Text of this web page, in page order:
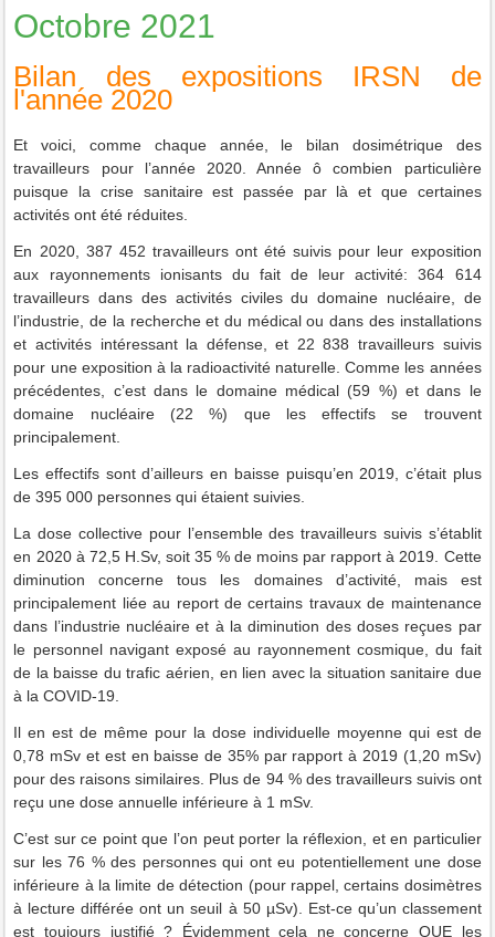
Octobre 2021
Bilan des expositions IRSN de
l'année 2020
Et voici, comme chaque année, le bilan dosimétrique des
travailleurs pour l’année 2020. Année ô combien particulière
puisque la crise sanitaire est passée par là et que certaines
activités ont été réduites.
En 2020, 387 452 travailleurs ont été suivis pour leur exposition
aux rayonnements ionisants du fait de leur activité: 364 614
travailleurs dans des activités civiles du domaine nucléaire, de
l’industrie, de la recherche et du médical ou dans des installations
et activités intéressant la défense, et 22 838 travailleurs suivis
pour une exposition à la radioactivité naturelle. Comme les années
précédentes, c’est dans le domaine médical (59 %) et dans le
domaine nucléaire (22 %) que les effectifs se trouvent
principalement.
Les effectifs sont d’ailleurs en baisse puisqu’en 2019, c’était plus
de 395 000 personnes qui étaient suivies.
La dose collective pour l’ensemble des travailleurs suivis s’établit
en 2020 à 72,5 H.Sv, soit 35 % de moins par rapport à 2019. Cette
diminution concerne tous les domaines d’activité, mais est
principalement liée au report de certains travaux de maintenance
dans l’industrie nucléaire et à la diminution des doses reçues par
le personnel navigant exposé au rayonnement cosmique, du fait
de la baisse du trafic aérien, en lien avec la situation sanitaire due
à la COVID-19.
Il en est de même pour la dose individuelle moyenne qui est de
0,78 mSv et est en baisse de 35% par rapport à 2019 (1,20 mSv)
pour des raisons similaires. Plus de 94 % des travailleurs suivis ont
reçu une dose annuelle inférieure à 1 mSv.
C’est sur ce point que l’on peut porter la réflexion, et en particulier
sur les 76 % des personnes qui ont eu potentiellement une dose
inférieure à la limite de détection (pour rappel, certains dosimètres
à lecture différée ont un seuil à 50 µSv). Est-ce qu’un classement
est toujours justifié ? Évidemment cela ne concerne QUE les